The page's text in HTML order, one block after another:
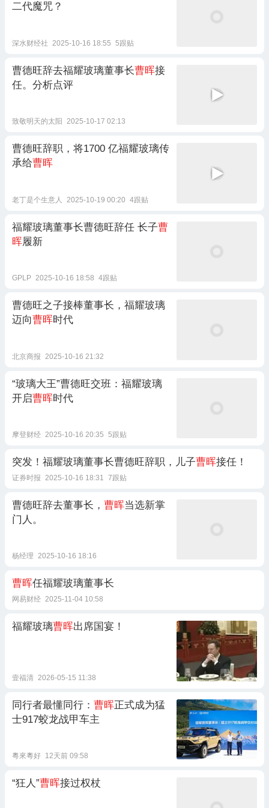
二代魔咒？
深水财经社 2025-10-16 18:55 5跟贴
曹德旺辞去福耀玻璃董事长曹晖接
任。分析点评
致敬明天的太阳 2025-10-17 02:13
曹德旺辞职，将1700 亿福耀玻璃传
承给曹晖
老丁是个生意人 2025-10-19 00:20 4跟贴
福耀玻璃董事长曹德旺辞任 长子曹
晖履新
GPLP 2025-10-16 18:58 4跟贴
曹德旺之子接棒董事长，福耀玻璃
迈向曹晖时代
北京商报 2025-10-16 21:32
“玻璃大王”曹德旺交班：福耀玻璃
开启曹晖时代
摩登财经 2025-10-16 20:35 5跟贴
突发！福耀玻璃董事长曹德旺辞职，儿子曹晖接任！
证券时报 2025-10-16 18:31 7跟贴
曹德旺辞去董事长， 曹晖当选新掌
门人。
杨经理 2025-10-16 18:16
曹晖任福耀玻璃董事长
网易财经 2025-11-04 10:58
福耀玻璃曹晖出席国宴！
壹福清 2026-05-15 11:38
同行者最懂同行： 曹晖正式成为猛
士917蛟龙战甲车主
粵來粵好 12天前 09:58
“狂人”曹晖接过权杖